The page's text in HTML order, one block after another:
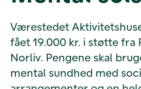
Foreningen
Kontakt
os
Værestedet
fået 19.000 kr. i støtte fra
Norliv. Pengene skal
mental sundhed med